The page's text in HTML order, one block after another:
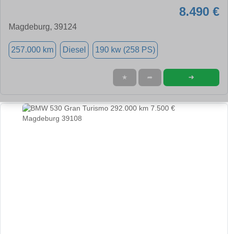
8.490 €
Magdeburg, 39124
257.000 km Diesel 190 kw (258 PS)
★ ➦ ➜